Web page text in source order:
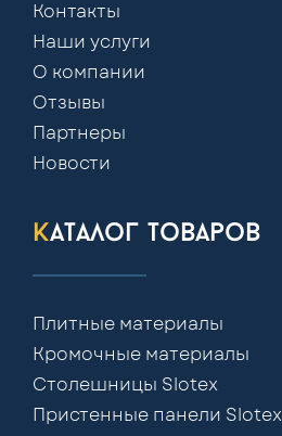
Контакты
Наши услуги
О компании
Отзывы
Партнеры
Новости
каталог товаров
Плитные материалы
Кромочные материалы
Столешницы Slotex
Пристенные панели Slotex